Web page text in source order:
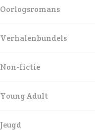
Oorlogsromans
Verhalenbundels
Non-fictie
Young Adult
Jeugd